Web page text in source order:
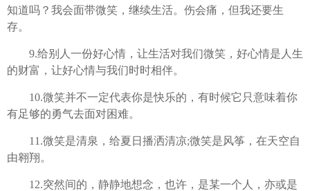
知道吗？我会面带微笑，继续生活。伤会痛，但我还要生
存。
9.给别人一份好心情，让生活对我们微笑，好心情是人生
的财富，让好心情与我们时时相伴。
10.微笑并不一定代表你是快乐的，有时候它只意味着你
有足够的勇气去面对困难。
11.微笑是清泉，给夏日播洒清凉;微笑是风筝，在天空自
由翱翔。
12.突然间的，静静地想念，也许，是某一个人，亦或是